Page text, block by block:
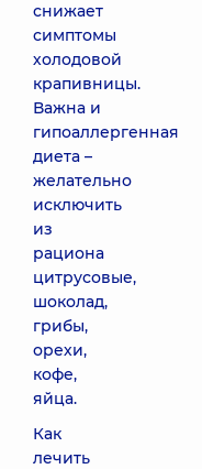
снижает
симптомы
холодовой
крапивницы.
Важна и
гипоаллергенная
диета –
желательно
исключить
из
рациона
цитрусовые,
шоколад,
грибы,
орехи,
кофе,
яйца.
Как
лечить